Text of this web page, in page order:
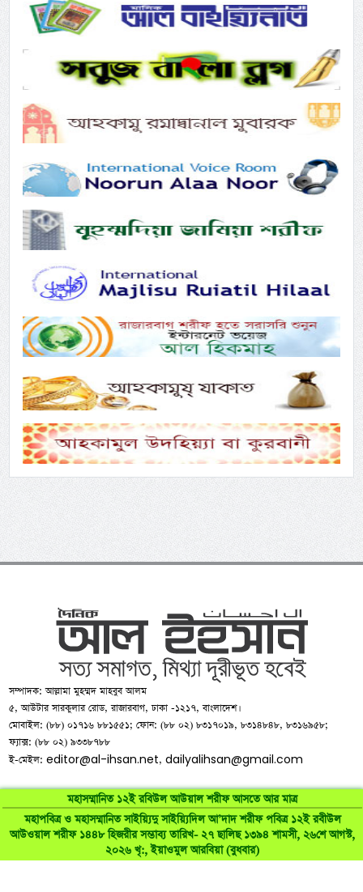
মহাসম্মানিত ১২ই রবিউল আউয়াল শরীফ আসতে আর মাত্র
মহাপবিত্র ও মহাসম্মানিত সাইয়্যিদু সাইয়্যিদিল আ’দাদ শরীফ পবিত্র ১২ই রবীউল
আউওয়াল শরীফ ১৪৪৮ হিজরীর সম্ভাব্য তারিখ- ২৭ ছালিছ ১৩৯৪ শামসী, ২৬শে আগস্ট,
২০২৬ খৃ:, ইয়াওমুল আরবিয়া (বুধবার)
সম্পাদক: আল্লামা মুহম্মদ মাহবুব আলম
৫, আউটার সারকুলার রোড, রাজারবাগ, ঢাকা -১২১৭, বাংলাদেশ।
মোবাইল: (৮৮) ০১৭১৬ ৮৮১৫৫১; ফোন: (৮৮ ০২) ৮৩১৭০১৯, ৮৩১৪৮৪৮, ৮৩১৬৯৫৮;
ফ্যাক্স: (৮৮ ০২) ৯৩৩৮৭৮৮
ই-মেইল:editor@al-ihsan.net,dailyalihsan@gmail.com
©al-ihsan.net2007-2026. All Rights Reserved | Developed by:
RAAJRANI Technologies